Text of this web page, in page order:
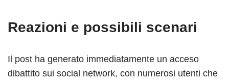
Reazioni e possibili scenari
Il post ha generato immediatamente un acceso
dibattito sui social network, con numerosi utenti che